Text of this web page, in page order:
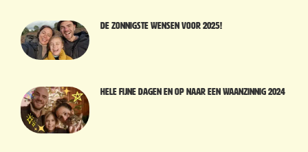
De zonnigste wensen voor 2025!
Hele fijne dagen en op naar een waanzinnig 2024